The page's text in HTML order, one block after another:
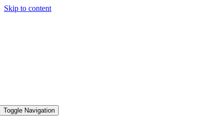
Skip to content
Toggle Navigation